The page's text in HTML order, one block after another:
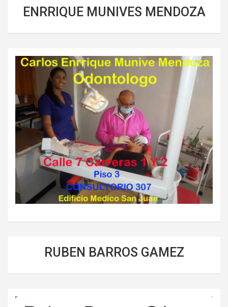
ENRRIQUE MUNIVES MENDOZA
RUBEN BARROS GAMEZ